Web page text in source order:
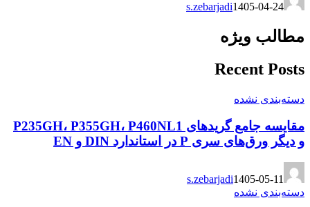
s.zebarjadi1405-04-24
مطالب ویژه
Recent Posts
دسته‌بندی نشده
مقایسه جامع گریدهای P235GH، P355GH، P460NL1
و دیگر ورق‌های سری P در استاندارد DIN و EN
s.zebarjadi1405-05-11
دسته‌بندی نشده